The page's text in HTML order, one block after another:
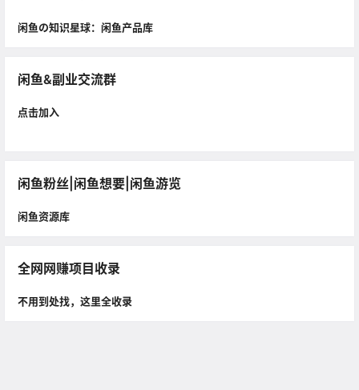
闲鱼の知识星球：闲鱼产品库
闲鱼&副业交流群
点击加入
闲鱼粉丝|闲鱼想要|闲鱼游览
闲鱼资源库
全网网赚项目收录
不用到处找，这里全收录